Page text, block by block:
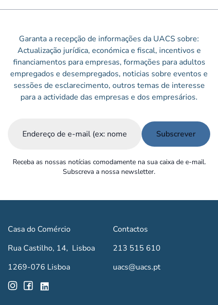
Garanta a recepção de informações da UACS sobre:
Actualização jurídica, económica e fiscal, incentivos e
financiamentos para empresas, formações para adultos
empregados e desempregados, noticias sobre eventos e
sessões de esclarecimento, outros temas de interesse
para a actividade das empresas e dos empresários.
Receba as nossas notícias comodamente na sua caixa de e-mail.
Subscreva a nossa newsletter.
Casa do Comércio
Rua Castilho, 14, Lisboa
1269-076 Lisboa
Contactos
213 515 610
uacs@uacs.pt